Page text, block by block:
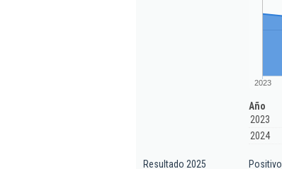
2023
Año
2023
2024
Resultado 2025 Positivo